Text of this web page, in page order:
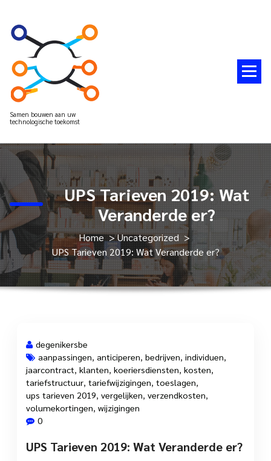
Samen bouwen aan uw
technologische toekomst
UPS Tarieven 2019: Wat
Veranderde er?
Home>Uncategorized>
UPS Tarieven 2019: Wat Veranderde er?
28 mrt, 2025
degenikersbe
aanpassingen anticiperen bedrijven individuen
jaarcontract klanten koeriersdiensten kosten
tariefstructuur tariefwijzigingen toeslagen
ups tarieven 2019 vergelijken verzendkosten
volumekortingen wijzigingen
0
UPS Tarieven 2019: Wat Veranderde er?